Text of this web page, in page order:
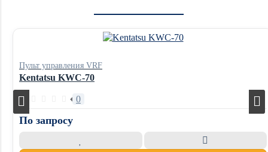
Пульт управления VRF
Kentatsu KWC-70
0
По запросу